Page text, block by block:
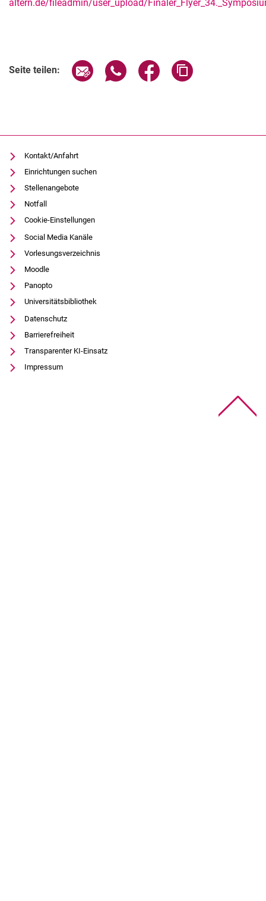
altern.de/fileadmin/user_upload/
Seite teilen: Seite über E-Mail teilen
Seite über WhatsApp teilen
Seite über Facebook
Kontakt/Anfahrt
Einrichtungen suchen
Stellenangebote
Notfall
Cookie-Einstellungen
Social Media Kanäle
Vorlesungsverzeichnis
Moodle
Panopto
Universitätsbibliothek
Datenschutz
Barrierefreiheit
Transparenter KI-Einsatz
Impressum